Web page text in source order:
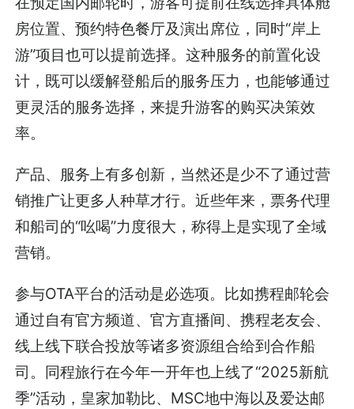
房位置、预约特色餐厅及演出席位，同时“岸上
游”项目也可以提前选择。这种服务的前置化设
计，既可以缓解登船后的服务压力，也能够通过
更灵活的服务选择，来提升游客的购买决策效
率。
产品、服务上有多创新，当然还是少不了通过营
销推广让更多人种草才行。近些年来，票务代理
和船司的“吆喝”力度很大，称得上是实现了全域
营销。
参与OTA平台的活动是必选项。比如携程邮轮会
通过自有官方频道、官方直播间、携程老友会、
线上线下联合投放等诸多资源组合给到合作船
司。同程旅行在今年一开年也上线了“2025新航
季”活动，皇家加勒比、MSC地中海以及爱达邮